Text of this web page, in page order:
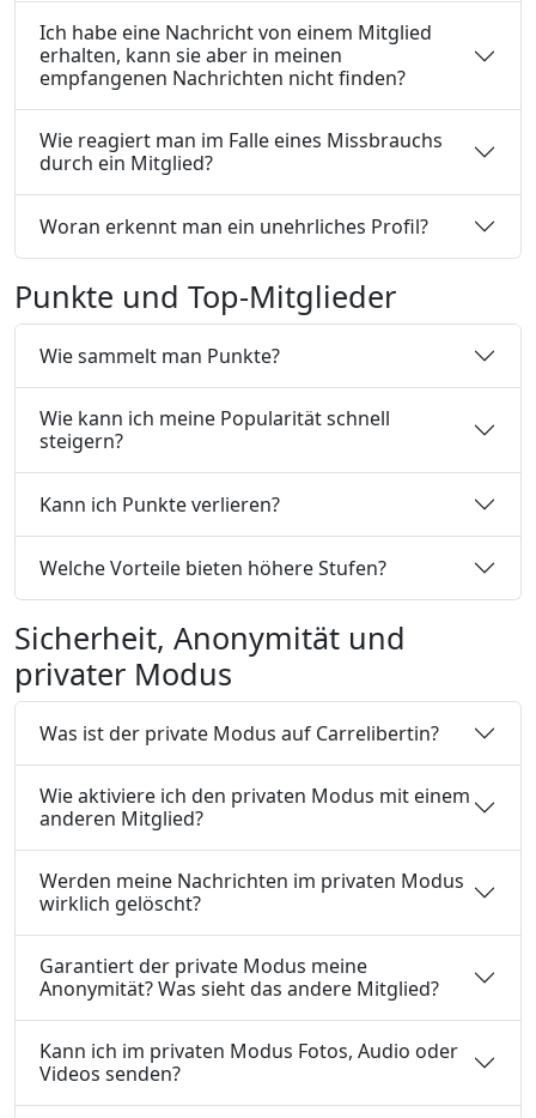
Ich habe eine Nachricht von einem Mitglied
erhalten, kann sie aber in meinen
empfangenen Nachrichten nicht finden?
Wie reagiert man im Falle eines Missbrauchs
durch ein Mitglied?
Woran erkennt man ein unehrliches Profil?
Punkte und Top-Mitglieder
Wie sammelt man Punkte?
Wie kann ich meine Popularität schnell
steigern?
Kann ich Punkte verlieren?
Welche Vorteile bieten höhere Stufen?
Sicherheit, Anonymität und
privater Modus
Was ist der private Modus auf Carrelibertin?
Wie aktiviere ich den privaten Modus mit einem
anderen Mitglied?
Werden meine Nachrichten im privaten Modus
wirklich gelöscht?
Garantiert der private Modus meine
Anonymität? Was sieht das andere Mitglied?
Kann ich im privaten Modus Fotos, Audio oder
Videos senden?